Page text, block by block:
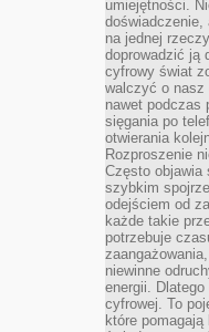
umiejętności.
doświadczenie,
na jednej
doprowadzić ją
cyfrowy świat
walczyć o nasz
nawet podczas
sięgania po
otwierania
Rozproszenie
Często objawia
szybkim
odejściem od
każde takie
potrzebuje
niewinne
energii.
cyfrowej. To
które